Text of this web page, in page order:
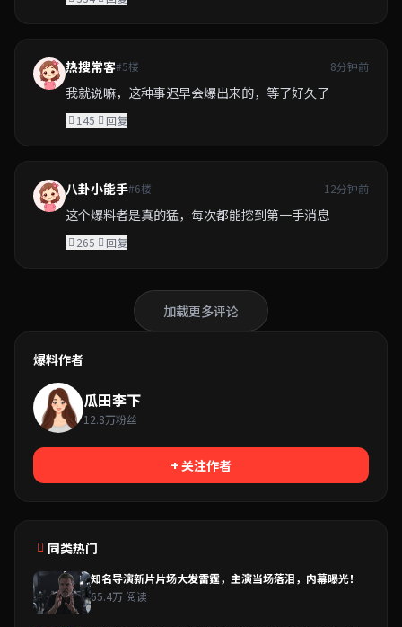
热搜常客#5楼 8分钟前
我就说嘛，这种事迟早会爆出来的，等了好久了
145 回复
八卦小能手#6楼 12分钟前
这个爆料者是真的猛，每次都能挖到第一手消息
265 回复
加载更多评论
爆料作者
瓜田李下
12.8万粉丝
+ 关注作者
同类热门
知名导演新片片场大发雷霆，主演当场落泪，内幕曝光！
65.4万 阅读